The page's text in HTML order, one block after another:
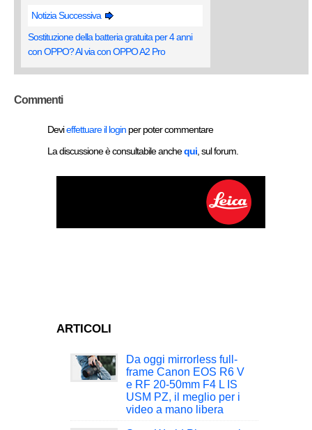
Notizia Successiva
Sostituzione della batteria gratuita per 4 anni
con OPPO? Al via con OPPO A2 Pro
Commenti
Devieffettuare il login per poter commentare
La discussione è consultabile anchequi , sul forum.
ARTICOLI
Da oggi mirrorless full-
frame Canon EOS R6 V
e RF 20-50mm F4 L IS
USM PZ, il meglio per i
video a mano libera